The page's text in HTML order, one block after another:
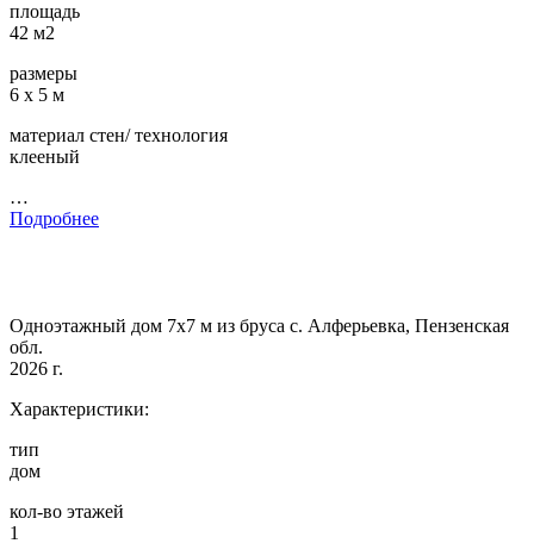
площадь
42 м2
размеры
6 х 5 м
материал стен/ технология
клееный
…
Подробнее
Одноэтажный дом 7х7 м из бруса с. Алферьевка, Пензенская
обл.
2026 г.
Характеристики:
тип
дом
кол-во этажей
1